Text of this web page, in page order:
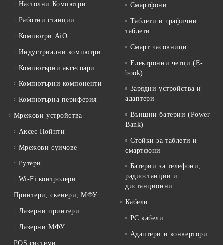
Настолни Компютри
Работни станции
Компютри AiO
Индустриални компютри
Компютърни аксесоари
Компютърни компоненти
Компютърна периферия
Мрежови устройства
Аксес Пойнти
Мрежови суичове
Рутери
Wi-Fi контролери
Принтери, скенери, МФУ
Лазерни принтери
Лазерни МФУ
POS системи
Смартфони
Таблети и графични
таблети
Смарт часовници
Електронни четци (E-
book)
Зарядни устройства и
адаптери
Външни батерии (Power
Bank)
Стойки за таблети и
смартфони
Батерии за телефони,
радиостанции и
дистанционни
Кабели
PC кабели
Адаптери и конвертори